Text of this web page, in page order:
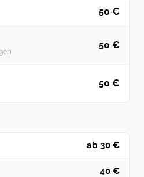
50 €
50 €
50 €
ab 30 €
40 €